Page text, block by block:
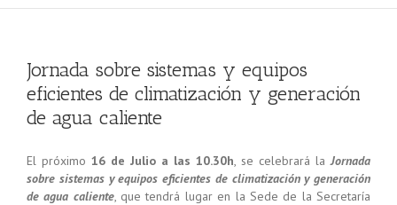
Jornada sobre sistemas y equipos
eficientes de climatización y generación
de agua caliente
El próximo 16 de Julio a las 10.30h, se celebrará laJornada
sobre sistemas y equipos eficientes de climatización y generación
de agua caliente, que tendrá lugar en la Sede de la Secretaría